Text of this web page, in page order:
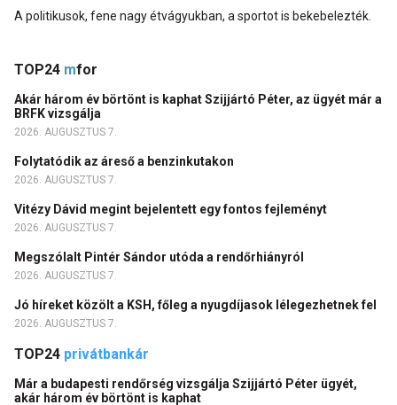
A politikusok, fene nagy étvágyukban, a sportot is bekebelezték.
TOP24 mfor
Akár három év börtönt is kaphat Szijjártó Péter, az ügyét már a
BRFK vizsgálja
2026. AUGUSZTUS 7.
Folytatódik az áreső a benzinkutakon
2026. AUGUSZTUS 7.
Vitézy Dávid megint bejelentett egy fontos fejleményt
2026. AUGUSZTUS 7.
Megszólalt Pintér Sándor utóda a rendőrhiányról
2026. AUGUSZTUS 7.
Jó híreket közölt a KSH, főleg a nyugdíjasok lélegezhetnek fel
2026. AUGUSZTUS 7.
TOP24 privátbankár
Már a budapesti rendőrség vizsgálja Szijjártó Péter ügyét,
akár három év börtönt is kaphat